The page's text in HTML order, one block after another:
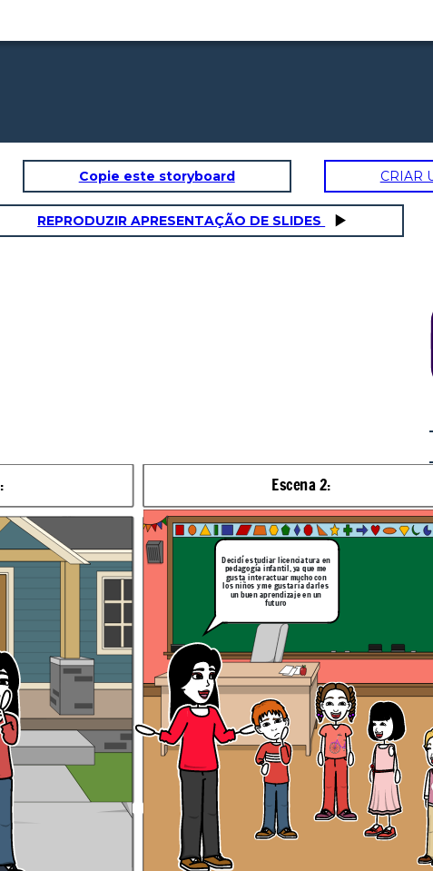
Escena 6:
sobre qué es Explicación de la escena: Samir continúa su introducción hablando de los
documentos de archivo
En mi prueba de liderazgo, obtuve
[emprendedor e innovador (13) creativo
y artistico (15) social comunitario ( 12)
investigador (15) ].considero que este
liderazgo puede aportar a mi formacion
enel programa acdemico que elegi de
las siguientes maneras
Copie este storyboard CRIAR
REPRODUZIR APRESENTAÇÃO DE SLIDES
Escena 2:
personas que verán el video Explicación de la escena: Samir introduce el tema hablando sobre
Decidí estudiar licenciatura en
pedagogía infantil, ya que me
gusta interactuar mucho con
los niños y me gustaría darles
un buen aprendizaje en un
futuro